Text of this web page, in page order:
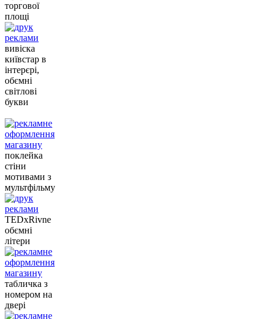
торгової
площі
вивіска
київстар в
інтерєрі,
обємні
світлові
букви
поклейка
стіни
мотивами з
мультфільму
TEDxRivne
обємні
літери
табличка з
номером на
двері